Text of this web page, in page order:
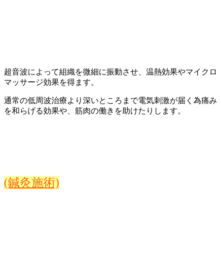
超音波によって組織を微細に振動させ、温熱効果やマイクロ
マッサージ効果を得ます。
通常の低周波治療より深いところまで電気刺激が届く為痛み
を和らげる効果や、筋肉の働きを助けたりします。
(鍼灸施術)